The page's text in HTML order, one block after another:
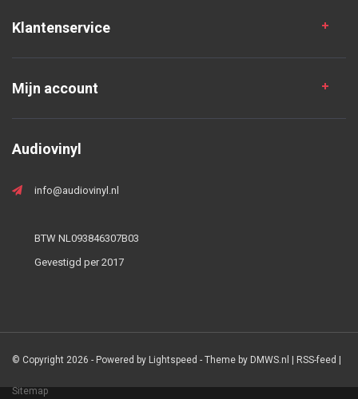
Klantenservice
Mijn account
Audiovinyl
info@audiovinyl.nl
BTW NL093846307B03
Gevestigd per 2017
© Copyright 2026 - Powered by Lightspeed - Theme by DMWS.nl RSS-feed
Sitemap